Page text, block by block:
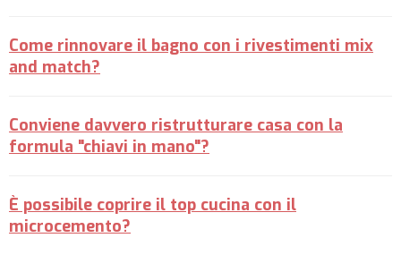
Come rinnovare il bagno con i rivestimenti mix
and match?
Conviene davvero ristrutturare casa con la
formula "chiavi in mano"?
È possibile coprire il top cucina con il
microcemento?